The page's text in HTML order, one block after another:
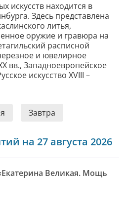
искусств находится в
Здесь представлена
литья,
оружие и гравюра на
расписной
и ювелирное
вв., Западноевропейское
искусство XVIII –
Завтра
на 27 августа 2026
Великая. Мощь